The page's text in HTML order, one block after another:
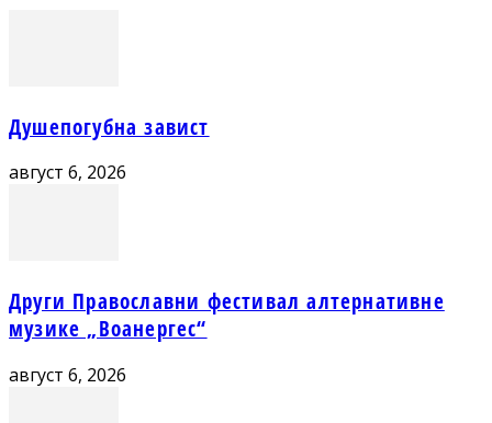
Душепогубна завист
август 6, 2026
Други Православни фестивал алтернативне
музике „Воанергес“
август 6, 2026